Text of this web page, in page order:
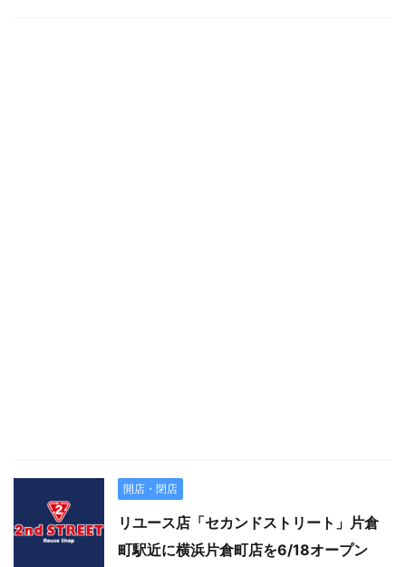
開店・閉店
リユース店「セカンドストリート」片倉
町駅近に横浜片倉町店を6/18オープン